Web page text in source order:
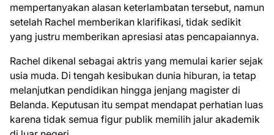
mempertanyakan alasan keterlambatan tersebut, namun
setelah Rachel memberikan klarifikasi, tidak sedikit
yang justru memberikan apresiasi atas pencapaiannya.
Rachel dikenal sebagai aktris yang memulai karier sejak
usia muda. Di tengah kesibukan dunia hiburan, ia tetap
melanjutkan pendidikan hingga jenjang magister di
Belanda. Keputusan itu sempat mendapat perhatian luas
karena tidak semua figur publik memilih jalur akademik